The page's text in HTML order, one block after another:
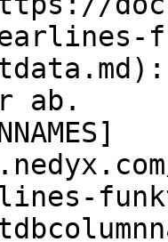
ab.